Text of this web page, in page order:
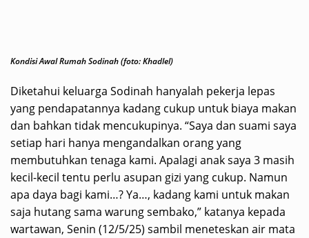
Kondisi Awal Rumah Sodinah (foto: Khadlel)
Diketahui keluarga Sodinah hanyalah pekerja lepas
yang pendapatannya kadang cukup untuk biaya makan
dan bahkan tidak mencukupinya. “Saya dan suami saya
setiap hari hanya mengandalkan orang yang
membutuhkan tenaga kami. Apalagi anak saya 3 masih
kecil-kecil tentu perlu asupan gizi yang cukup. Namun
apa daya bagi kami…? Ya…, kadang kami untuk makan
saja hutang sama warung sembako,” katanya kepada
wartawan, Senin (12/5/25) sambil meneteskan air mata